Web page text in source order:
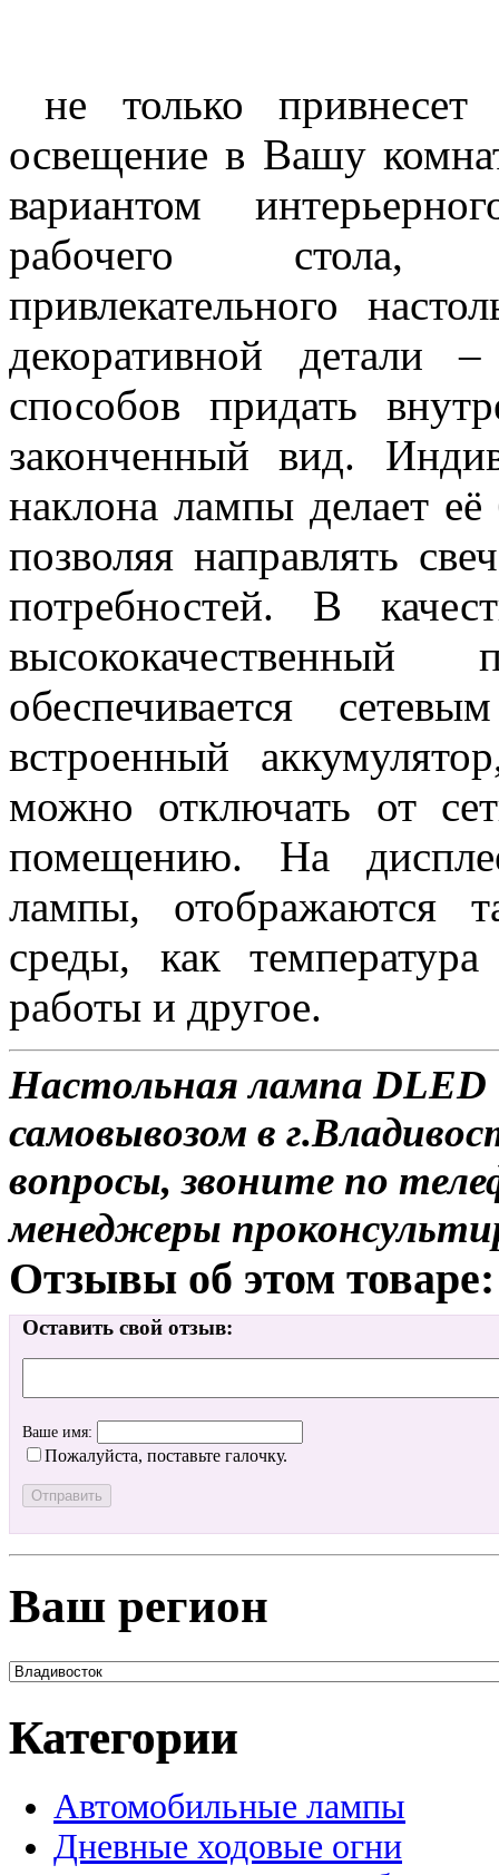
не только привнесет
освещение в Вашу
вариантом
рабочего стола,
привлекательного
декоративной детали
способов придать
законченный вид.
наклона лампы делает
позволяя направлять
потребностей. В
обеспечивается
встроенный
можно отключать от
помещению. На
лампы, отображаются
среды, как
работы и другое.
Настольная лампа DLED
самовывозом в
вопросы, звоните по
менеджеры
Отзывы об этом товаре:
Оставить свой отзыв:
Ваше имя:
Пожалуйста, поставьте галочку.
Ваш регион
Категории
Автомобильные лампы
Дневные ходовые огни